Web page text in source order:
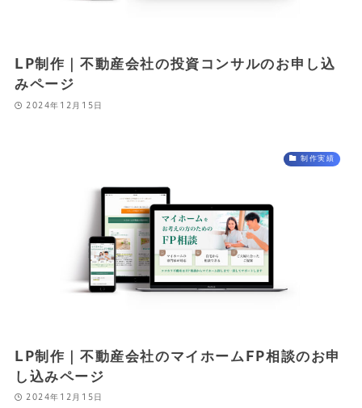
LP制作｜不動産会社の投資コンサルのお申し込
みページ
2024年12月15日
制作実績
LP制作｜不動産会社のマイホームFP相談のお申
し込みページ
2024年12月15日